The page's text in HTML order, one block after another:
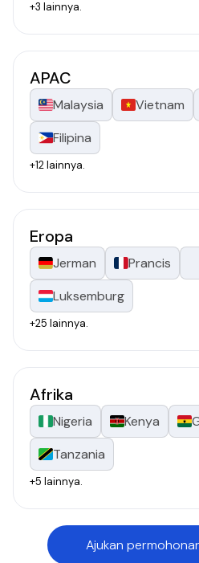
+3 lainnya.
APAC
Malaysia Vietnam
Filipina
+12 lainnya.
Eropa
Jerman Prancis
Luksemburg
+25 lainnya.
Afrika
Nigeria Kenya
Tanzania
+5 lainnya.
Ajukan